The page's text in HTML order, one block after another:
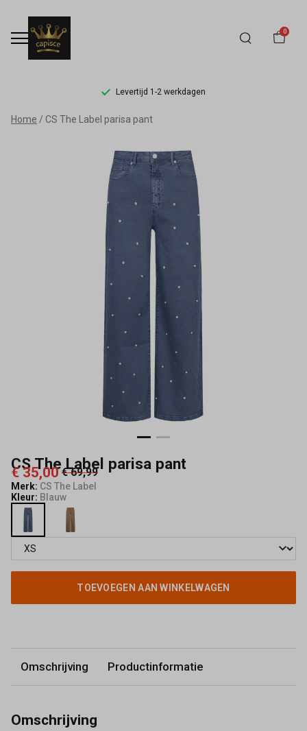
0
Levertijd 1-2 werkdagen
CS
Home CS The Label parisa pant
CS The Label parisa pant
€ 35,00 € 69,99
Merk: CS The Label
Kleur: Blauw
TOEVOEGEN AAN WINKELWAGEN
Omschrijving Productinformatie
Omschrijving